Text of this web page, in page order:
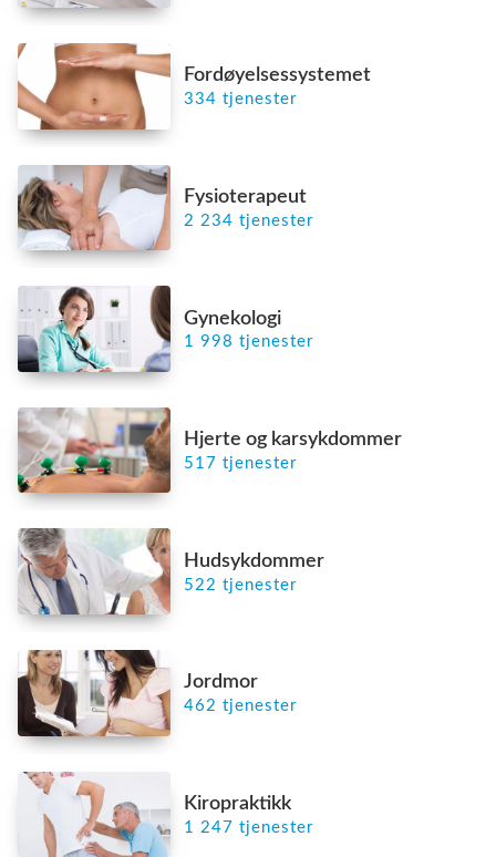
Fordøyelsessystemet
334 tjenester
Fysioterapeut
2 234 tjenester
Gynekologi
1 998 tjenester
Hjerte og karsykdommer
517 tjenester
Hudsykdommer
522 tjenester
Jordmor
462 tjenester
Kiropraktikk
1 247 tjenester